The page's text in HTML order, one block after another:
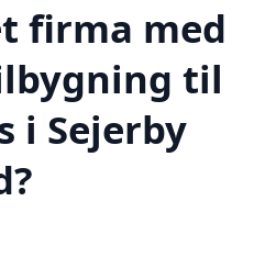
firma med
til
i Sejerby